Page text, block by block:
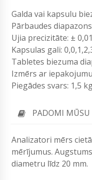
Galda vai kapsulu
Pārbaudes
Ujia precizitāte: ±
Kapsulas gali:
Tabletes biezuma
Izmērs ar
Piegādes svars: 1,5
PADOMI
Analizatori mērs
mērījumus.
diametru līdz 20 mm.